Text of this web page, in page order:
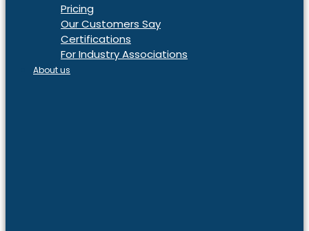
Pricing
Our Customers Say
Certifications
For Industry Associations
About us